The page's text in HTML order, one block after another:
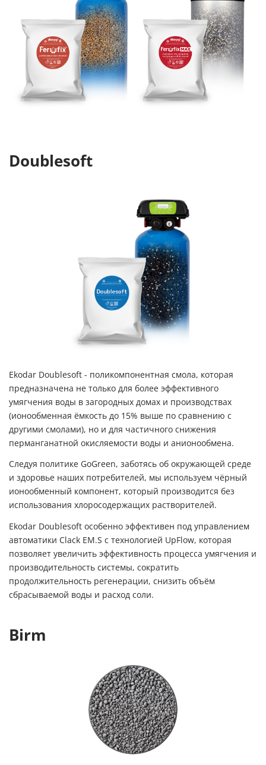
Doublesoft
Ekodar Doublesoft - поликомпонентная смола, которая
предназначена не только для более эффективного
умягчения воды в загородных домах и производствах
(ионообменная ёмкость до 15% выше по сравнению с
другими смолами), но и для частичного снижения
перманганатной окисляемости воды и анионообмена.
Следуя политике GoGreen, заботясь об окружающей среде
и здоровье наших потребителей, мы используем чёрный
ионообменный компонент, который производится без
использования хлоросодержащих растворителей.
Ekodar Doublesoft особенно эффективен под управлением
автоматики Clack EM.S с технологией UpFlow, которая
позволяет увеличить эффективность процесса умягчения и
производительность системы, сократить
продолжительность регенерации, снизить объём
сбрасываемой воды и расход соли.
Birm